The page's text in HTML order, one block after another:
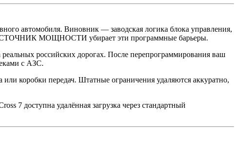
автомобиля. Виновник — заводская логика блока управления,
ИСТОЧНИК МОЩНОСТИ убирает эти программные барьеры.
российских дорогах. После перепрограммирования ваш
с АЗС.
коробки передач. Штатные ограничения удаляются аккуратно,
7 доступна удалённая загрузка через стандартный